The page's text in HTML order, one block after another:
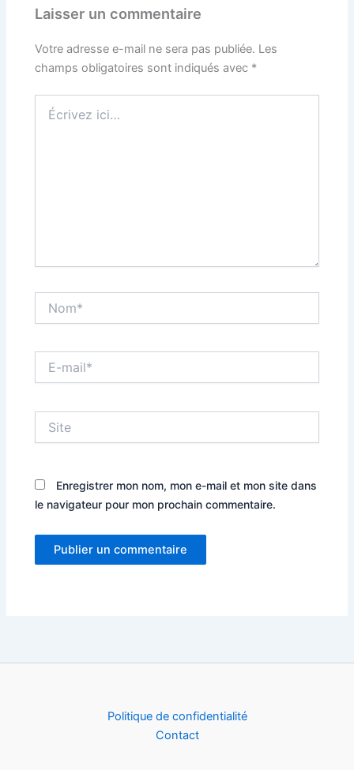
Laisser un commentaire
Votre adresse e-mail ne sera pas publiée. Les
champs obligatoires sont indiqués avec *
ici…
mail*
Enregistrer mon nom, mon e-mail et mon site dans
le navigateur pour mon prochain commentaire.
Politique de confidentialité
Contact